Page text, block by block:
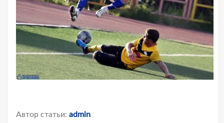
Автор статьи: admin